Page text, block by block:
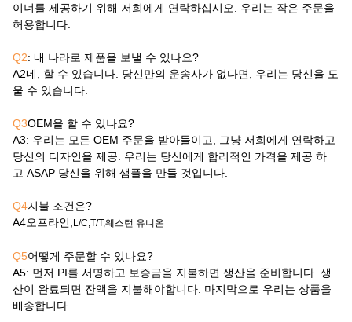
이너를 제공하기 위해 저희에게 연락하십시오. 우리는 작은 주문을
허용합니다.
Q2: 내 나라로 제품을 보낼 수 있나요?
A2네, 할 수 있습니다. 당신만의 운송사가 없다면, 우리는 당신을 도
울 수 있습니다.
Q3OEM을 할 수 있나요?
A3: 우리는 모든 OEM 주문을 받아들이고, 그냥 저희에게 연락하고
당신의 디자인을 제공. 우리는 당신에게 합리적인 가격을 제공 하
고 ASAP 당신을 위해 샘플을 만들 것입니다.
Q4지불 조건은?
A4오프라인, L/C,T/T,웨스턴 유니온
Q5어떻게 주문할 수 있나요?
A5: 먼저 PI를 서명하고 보증금을 지불하면 생산을 준비합니다. 생
산이 완료되면 잔액을 지불해야합니다. 마지막으로 우리는 상품을
배송합니다.